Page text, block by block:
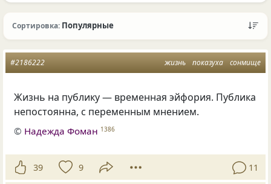
Сортировка: Популярные
жизнь показуха сонмище
#2186222
Жизнь на публику — временная эйфория. Публика
непостоянна, с переменным мнением.
© Надежда Фоман 1386
39 9 11